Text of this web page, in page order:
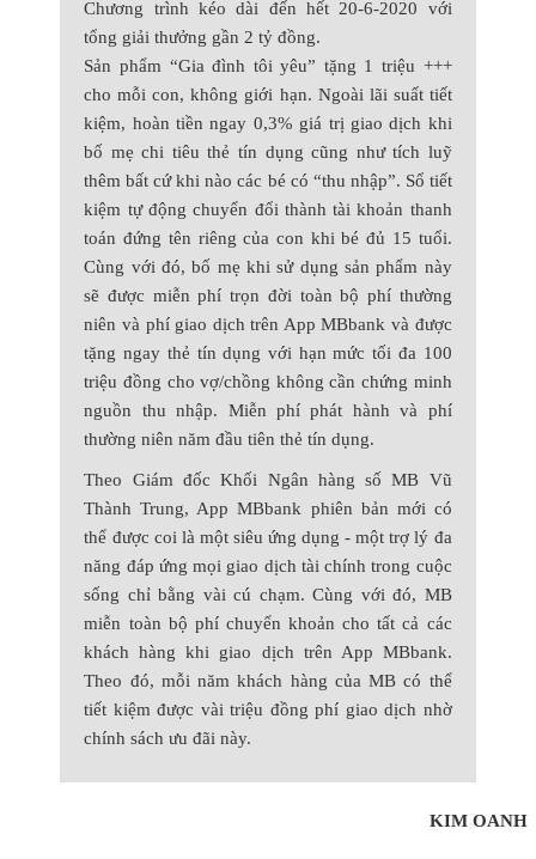
Chương trình kéo dài đến hết 20-6-2020 với
tổng giải thưởng gần 2 tỷ đồng.
Sản phẩm “Gia đình tôi yêu” tặng 1 triệu +++
cho mỗi con, không giới hạn. Ngoài lãi suất tiết
kiệm, hoàn tiền ngay 0,3% giá trị giao dịch khi
bố mẹ chi tiêu thẻ tín dụng cũng như tích luỹ
thêm bất cứ khi nào các bé có “thu nhập”. Sổ tiết
kiệm tự động chuyển đổi thành tài khoản thanh
toán đứng tên riêng của con khi bé đủ 15 tuổi.
Cùng với đó, bố mẹ khi sử dụng sản phẩm này
sẽ được miễn phí trọn đời toàn bộ phí thường
niên và phí giao dịch trên App MBbank và được
tặng ngay thẻ tín dụng với hạn mức tối đa 100
triệu đồng cho vợ/chồng không cần chứng minh
nguồn thu nhập. Miễn phí phát hành và phí
thường niên năm đầu tiên thẻ tín dụng.
Theo Giám đốc Khối Ngân hàng số MB Vũ
Thành Trung, App MBbank phiên bản mới có
thể được coi là một siêu ứng dụng - một trợ lý đa
năng đáp ứng mọi giao dịch tài chính trong cuộc
sống chỉ bằng vài cú chạm. Cùng với đó, MB
miễn toàn bộ phí chuyển khoản cho tất cả các
khách hàng khi giao dịch trên App MBbank.
Theo đó, mỗi năm khách hàng của MB có thể
tiết kiệm được vài triệu đồng phí giao dịch nhờ
chính sách ưu đãi này.
KIM OANH